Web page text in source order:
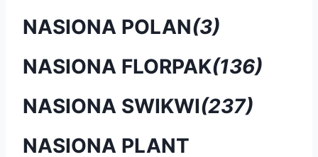
NASIONA POLAN(3)
NASIONA FLORPAK(136)
NASIONA SWIKWI(237)
NASIONA PLANT